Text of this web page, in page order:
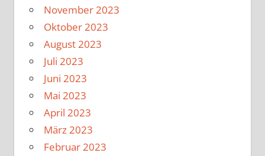
November 2023
Oktober 2023
August 2023
Juli 2023
Juni 2023
Mai 2023
April 2023
März 2023
Februar 2023